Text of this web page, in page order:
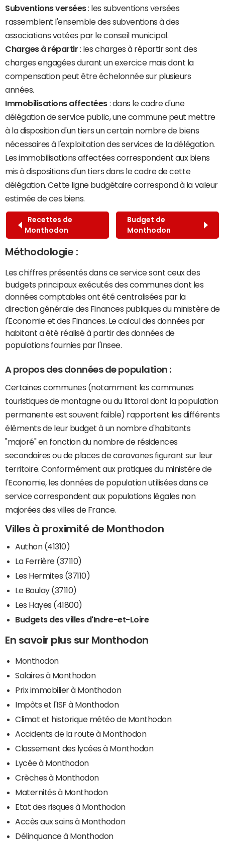
Subventions versées: les subventions versées
rassemblent l'ensemble des subventions à des
associations votées par le conseil municipal.
Charges à répartir : les charges à répartir sont des
charges engagées durant un exercice mais dont la
compensation peut être échelonnée sur plusieurs
années.
Immobilisations affectées : dans le cadre d'une
délégation de service public, une commune peut mettre
à la disposition d'un tiers un certain nombre de biens
nécessaires à l'exploitation des services de la délégation.
Les immobilisations affectées correspondent aux biens
mis à dispositions d'un tiers dans le cadre de cette
délégation. Cette ligne budgétaire correspond à la valeur
estimée de ces biens.
Recettes de
Monthodon
Budget de
Monthodon
Méthodologie :
Les chiffres présentés dans ce service sont ceux des
budgets principaux exécutés des communes dont les
données comptables ont été centralisées par la
direction générale des Finances publiques du ministère de
l'Economie et des Finances. Le calcul des données par
habitant a été réalisé à partir des données de
populations fournies par l'Insee.
A propos des données de population :
Certaines communes (notamment les communes
touristiques de montagne ou du littoral dont la population
permanente est souvent faible) rapportent les différents
éléments de leur budget à un nombre d'habitants
"majoré" en fonction du nombre de résidences
secondaires ou de places de caravanes figurant sur leur
territoire. Conformément aux pratiques du ministère de
l'Economie, les données de population utilisées dans ce
service correspondent aux populations légales non
majorées des villes de France.
Villes à proximité de Monthodon
Authon (41310)
La Ferrière (37110)
Les Hermites (37110)
Le Boulay (37110)
Les Hayes (41800)
Budgets des villes d'Indre-et-Loire
En savoir plus sur Monthodon
Monthodon
Salaires à Monthodon
Prix immobilier à Monthodon
Impôts et l'ISF à Monthodon
Climat et historique météo de Monthodon
Accidents de la route à Monthodon
Classement des lycées à Monthodon
Lycée à Monthodon
Crèches à Monthodon
Maternités à Monthodon
Etat des risques à Monthodon
Accès aux soins à Monthodon
Délinquance à Monthodon